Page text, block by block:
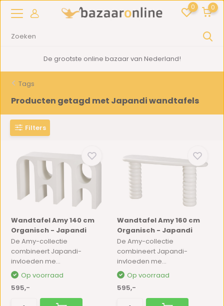
0 0
De grootste online bazaar van Nederland!
Tags
Producten getagd met Japandi wandtafels
Filters
Wandtafel Amy 140 cm
Organisch - Japandi
De Amy-collectie
combineert Japandi-
invloeden me...
Op voorraad
595,-
Wandtafel Amy 160 cm
Organisch - Japandi
De Amy-collectie
combineert Japandi-
invloeden me...
Op voorraad
595,-